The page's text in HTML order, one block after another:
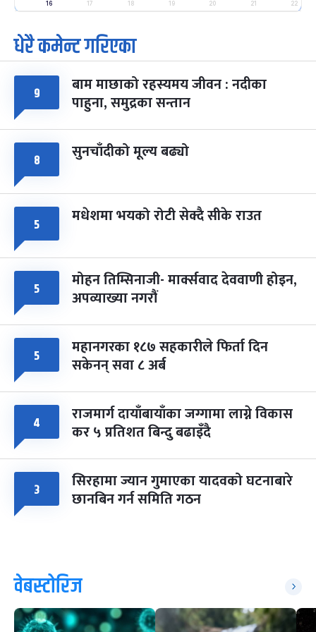
मंगल फाल्गुन २५, २०८३ Mar 9, 2027
७
आइत
पूर्णिमा व्रत
चैत्र ७, २०८३-Mar 21, 2027
८ फागुपूर्णिमा
चैत्र ८, २०८३-Mar 22, 2027
७ महिना बाँकी
16 17 18 19 20 21 22
धेरै कमेन्ट गरिएका
९ बाम माछाको रहस्यमय जीवन : नदीका
पाहुना, समुद्रका सन्तान
८ सुनचाँदीको मूल्य बढ्यो
५ मधेशमा भयको रोटी सेक्दै सीके राउत
५ मोहन तिम्सिनाजी- मार्क्सवाद देववाणी होइन,
अपव्याख्या नगरौं
५ महानगरका १८७ सहकारीले फिर्ता दिन
सकेनन् सवा ८ अर्ब
४ राजमार्ग दायाँबायाँका जग्गामा लाग्ने विकास
कर ५ प्रतिशत बिन्दु बढाइँदै
३ सिरहामा ज्यान गुमाएका यादवको घटनाबारे
छानबिन गर्न समिति गठन
वेबस्टोरिज